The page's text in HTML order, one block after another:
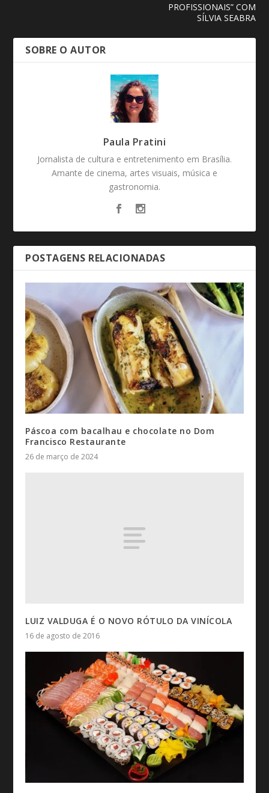
PROFISSIONAIS” COM
SÍLVIA SEABRA
SOBRE O AUTOR
Paula Pratini
Jornalista de cultura e entretenimento em Brasília.
Amante de cinema, artes visuais, música e
gastronomia.
POSTAGENS RELACIONADAS
Páscoa com bacalhau e chocolate no Dom
Francisco Restaurante
26 de março de 2024
LUIZ VALDUGA É O NOVO RÓTULO DA VINÍCOLA
16 de agosto de 2016